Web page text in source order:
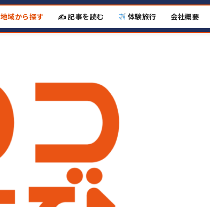
地域から探す ✍️ 記事を読む 体験旅行 会社概要